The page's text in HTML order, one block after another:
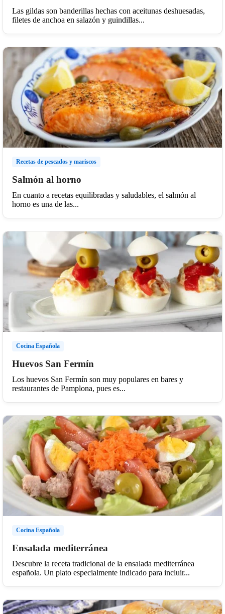
Las gildas son banderillas hechas con aceitunas deshuesadas,
filetes de anchoa en salazón y guindillas...
Recetas de pescados y mariscos
Salmón al horno
En cuanto a recetas equilibradas y saludables, el salmón al
horno es una de las...
Cocina Española
Huevos San Fermín
Los huevos San Fermín son muy populares en bares y
restaurantes de Pamplona, pues es...
Cocina Española
Ensalada mediterránea
Descubre la receta tradicional de la ensalada mediterránea
española. Un plato especialmente indicado para incluir...